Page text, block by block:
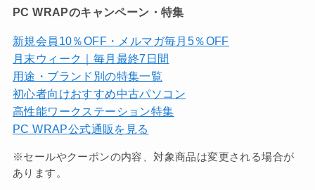
PC WRAPのキャンペーン・特集
新規会員10％OFF・メルマガ毎月5％OFF
月末ウィーク｜毎月最終7日間
用途・ブランド別の特集一覧
初心者向けおすすめ中古パソコン
高性能ワークステーション特集
PC WRAP公式通販を見る
※セールやクーポンの内容、対象商品は変更される場合が
あります。